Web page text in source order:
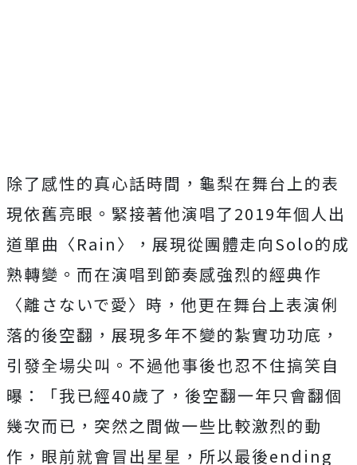
除了感性的真心話時間，龜梨在舞台上的表
現依舊亮眼。 緊接著他演唱了2019年個人出
道單曲〈Rain〉， 展現從團體走向Solo的成
熟轉變。 而在演唱到節奏感強烈的經典作
〈離さないで愛〉時， 他更在舞台上表演俐
落的後空翻，展現多年不變的紮實功功底，
引發全場尖叫。不過他事後也忍不住搞笑自
曝：「我已經40歲了， 後空翻一年只會翻個
幾次而已，突然之間做一些比較激烈的動
作， 眼前就會冒出星星，所以最後ending